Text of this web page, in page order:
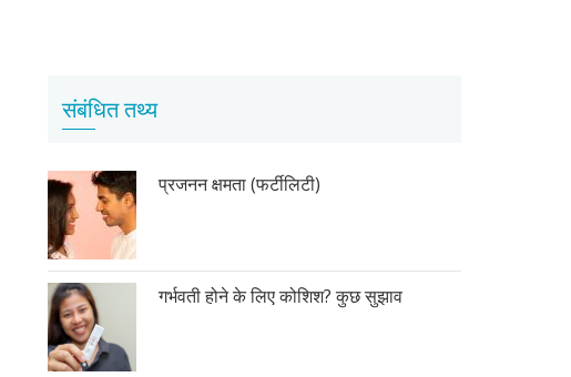
संबंधित तथ्य
प्रजनन क्षमता (फर्टीलिटी)
गर्भवती होने के लिए कोशिश? कुछ सुझाव